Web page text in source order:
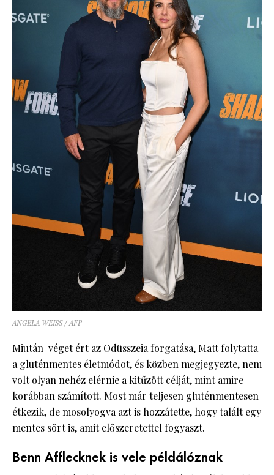
ANGELA WEISS / AFP
Miután véget ért az Odüsszeia forgatása, Matt folytatta
a gluténmentes életmódot, és közben megjegyezte, nem
volt olyan nehéz elérnie a kitűzött célját, mint amire
korábban számított. Most már teljesen gluténmentesen
étkezik, de mosolyogva azt is hozzátette, hogy talált egy
mentes sört is, amit előszeretettel fogyaszt.
Benn Afflecknek is vele példálóznak